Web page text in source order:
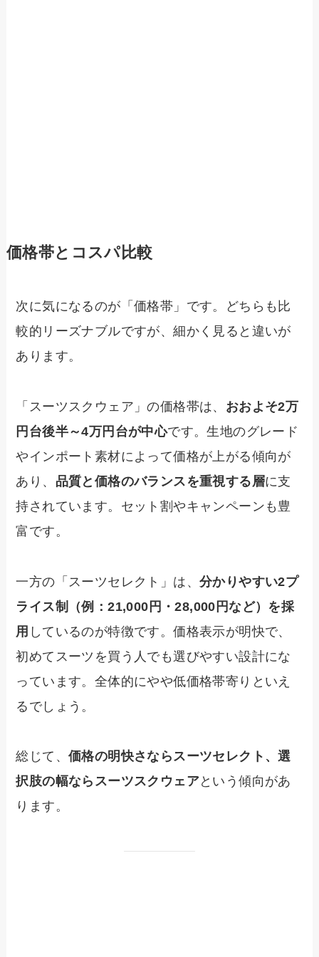
価格帯とコスパ比較
次に気になるのが「価格帯」です。どちらも比
較的リーズナブルですが、細かく見ると違いが
あります。
「スーツスクウェア」の価格帯は、 おおよそ2万
円台後半～4万円台が中心です。生地のグレード
やインポート素材によって価格が上がる傾向が
あり、 品質と価格のバランスを重視する層に支
持されています。セット割やキャンペーンも豊
富です。
一方の「スーツセレクト」は、分かりやすい2プ
ライス制（例：21,000円・28,000円など）を採
用 しているのが特徴です。価格表示が明快で、
初めてスーツを買う人でも選びやすい設計にな
っています。全体的にやや低価格帯寄りといえ
るでしょう。
総じて、価格の明快さならスーツセレクト、選
択肢の幅ならスーツスクウェアという傾向があ
ります。